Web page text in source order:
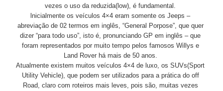
vezes o uso da reduzida(low), é fundamental.
lnicialmente os veículos 4×4 eram somente os Jeeps –
abreviação de 02 termos em inglês, “General Porpose”, que quer
dizer “para todo uso”, isto é, pronunciando GP em inglês – que
foram representados por muito tempo pelos famosos Willys e
Land Rover há mais de 50 anos.
Atualmente existem muitos veículos 4×4 de luxo, os SUVs(Sport
Utility Vehicle), que podem ser utilizados para a prática do off
Road, claro com roteiros mais leves, pois são, muitas vezes